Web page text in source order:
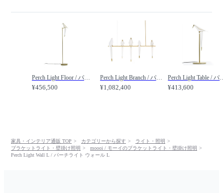
Perch Light Floor / パーチライト フロア /
¥456,500
Perch Light Branch / パーチライト ブランチ /
¥1,082,400
Perch Light
¥413,600
家具・インテリア通販 TOP カテゴリーから探す
ライト・照明
ブラケットライト・壁掛け照明
moooi / モーイのブラケットライト・壁掛け照明
Perch Light Wall L / パーチライト ウォール L